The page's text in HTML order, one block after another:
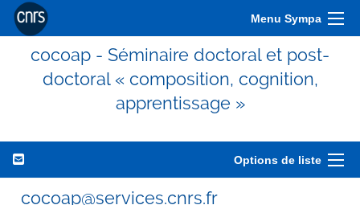
Menu Sympa
cocoap - Séminaire doctoral et post-
doctoral « composition, cognition,
apprentissage »
Options de liste
cocoap@services.cnrs.fr